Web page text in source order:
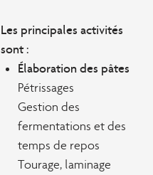
Les principales activités
sont :
Élaboration des pâtes
Pétrissages
Gestion des
fermentations et des
temps de repos
Tourage, laminage